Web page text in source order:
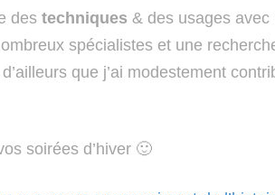
des techniques & des usages avec
spécialistes et une
que j’ai modestement
soirées d’hiver 🙂